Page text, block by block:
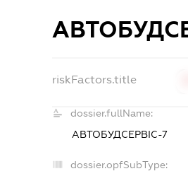
riskFactors.title
dossier.fullName:
АВТОБУДСЕРВІС-7
dossier.opfSubType: